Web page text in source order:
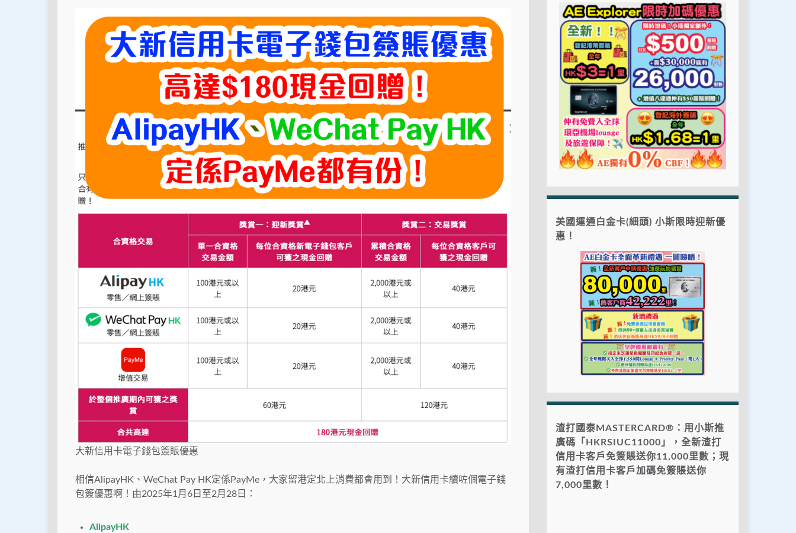
大新信用卡電子錢包簽賬優惠
相信AlipayHK、WeChat Pay HK定係PayMe，大家留港定北上消費都會用到！大新信用卡續咗個電子錢
包簽優惠啊！由2025年1月6日至2月28日：
AlipayHK
美國運通白金卡(細頭) 小斯限時迎新優
惠！
渣打國泰MASTERCARD®：用小斯推
廣碼「HKRSIUC11000」，全新渣打
信用卡客戶免簽賬送你11,000里數；現
有渣打信用卡客戶加碼免簽賬送你
7,000里數！